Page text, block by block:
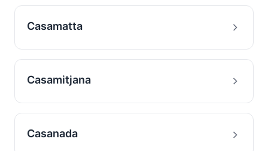
Casamatta
Casamitjana
Casanada